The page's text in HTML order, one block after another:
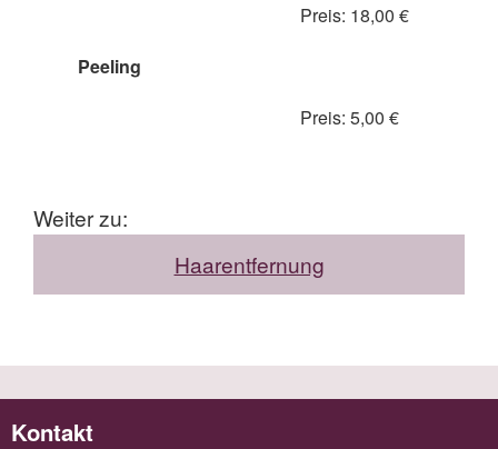
Preis: 18,00 €
Peeling
Preis: 5,00 €
Weiter zu:
Haarentfernung
Kontakt